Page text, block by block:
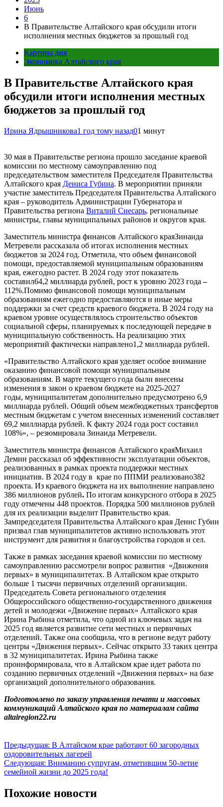
Июнь
6
В Правительстве Алтайского края обсудили итоги
исполнения местных бюджетов за прошлый год
Картина дня
Экономика Алтайского края
В Правительстве Алтайского края
обсудили итоги исполнения местных
бюджетов за прошлый год
Ирина Ядрышникова1 год тому назад01 минут
30 мая в Правительстве региона прошло заседание краевой
комиссии по местному самоуправлению под
председательством заместителя Председателя Правительства
Алтайского края Дениса Губина. В мероприятии приняли
участие заместитель Председателя Правительства Алтайского
края – руководитель Администрации Губернатора и
Правительства региона Виталий Снесарь, региональные
министры, главы муниципальных районов и округов края.
Заместитель министра финансов Алтайского краяЗинаида
Метревели рассказала об итогах исполнения местных
бюджетов за 2024 год. Отметила, что объем финансовой
помощи, предоставляемой муниципальным образованиям
края, ежегодно растет. В 2024 году этот показатель
составил64,2 миллиарда рублей, рост к уровню 2023 года –
112%.Помимо финансовой помощи муниципальным
образованиям ежегодно предоставляются и иные меры
поддержки за счет средств краевого бюджета. В 2024 году на
краевом уровне осуществлялось строительство объектов
социальной сферы, планируемых к последующей передаче в
муниципальную собственность. На реализацию этих
мероприятий фактически направлено1,2 миллиарда рублей.
«Правительство Алтайского края уделяет особое внимание
оказанию финансовой помощи муниципальным
образованиям. В марте текущего года были внесены
изменения в закон о краевом бюджете на 2025-2027
годы, муниципалитетам дополнительно предусмотрено 6,9
миллиарда рублей. Общий объем межбюджетных трансфертов
местным бюджетам с учетом внесенных изменений составляет
69,2 миллиарда рублей. К факту 2024 года рост составил
108%», – резюмировала Зинаида Метревели.
Заместитель министра финансов Алтайского краяМихаил
Демин рассказал об эффективности эксплуатации объектов,
реализованных в рамках проекта поддержки местных
инициатив. В 2024 году в крае по ППМИ реализовано382
проекта. Из краевого бюджета на их выполнение направлено
386 миллионов рублей. По итогам конкурсного отбора в 2025
году отмечены 448 проектов. Порядка 500 миллионов рублей
для их реализации выделит Правительство края.
Зампредседателя Правительства Алтайского края Денис Губин
призвал глав муниципалитетов активно использовать этот
инструмент для развития и благоустройства городов и сел.
Также в рамках заседания краевой комиссии по местному
самоуправлению рассмотрели вопрос развития «Движения
первых» в муниципалитетах. В Алтайском крае открыто
больше 1 тысячи первичных отделений организации.
Председатель Совета регионального отделения
Общероссийского общественно-государственного движения
детей и молодежи «Движение первых» Алтайского края
Ирина Рыбина отметила, что одной из ключевых задач на
2025 год является развитие сети местных и первичных
отделений. Также она сообщила, что в регионе ведут работу
центры «Движения первых». Сейчас открыто 33 таких центра
в 32 муниципалитетах. Ирина Рыбина также
проинформировала, что в Алтайском крае идет работа по
созданию первичных отделений «Движения первых» на базе
организаций дополнительного образования.
Подготовлено по заказу управления печати и массовых
коммуникаций Алтайского края по материалам сайта
altairegion22.ru
Навигация
по
записям
Предыдущая: В Алтайском крае работают 60 загородных
оздоровительных лагерей
Следующая: Вниманию супругам, отметившим 50-летие
семейной жизни до 2025 года!
Похожие новости